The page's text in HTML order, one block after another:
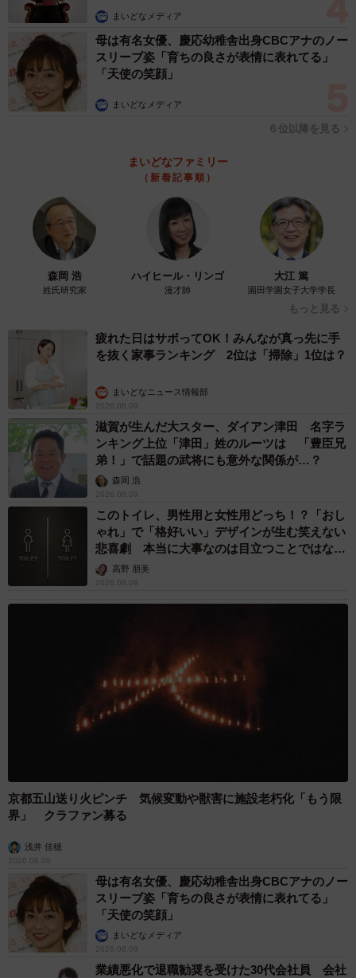
まいどなメディア
母は有名女優、慶応幼稚舎出身CBCアナのノー
スリーブ姿「育ちの良さが表情に表れてる」
「天使の笑顔」
まいどなメディア
６位以降を見る
まいどなファミリー
（新着記事順）
森岡 浩
姓氏研究家
ハイヒール・リンゴ
漫才師
大江 篤
園田学園女子大学学長
もっと見る
疲れた日はサボってOK！みんなが真っ先に手
を抜く家事ランキング 2位は「掃除」1位は？
まいどなニュース情報部
2026.08.09
滋賀が生んだ大スター、ダイアン津田 名字ラ
ンキング上位「津田」姓のルーツは 「豊臣兄
弟！」で話題の武将にも意外な関係が…？
森岡 浩
2026.08.09
このトイレ、男性用と女性用どっち！？「おし
ゃれ」で「格好いい」デザインが生む笑えない
悲喜劇 本当に大事なのは目立つことではな
く…高野 朋美
2026.08.09
京都五山送り火ピンチ 気候変動や獣害に施設老朽化「もう限
界」 クラファン募る
浅井 佳穂
2026.08.09
母は有名女優、慶応幼稚舎出身CBCアナのノー
スリーブ姿「育ちの良さが表情に表れてる」
「天使の笑顔」
まいどなメディア
2026.08.09
業績悪化で退職勧奨を受けた30代会社員 会社